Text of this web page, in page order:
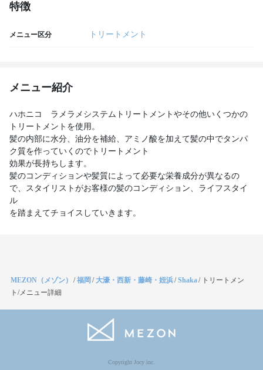
特徴
メニュー区分 トリートメント
メニュー紹介
ハホニコ ラメラメシステムトリートメントやその他いくつかの
トリートメントを使用。
髪の内部に水分、油分を補給、アミノ酸を加えて髪の中でタンパ
ク質を作っていくのでトリートメント
効果が長持ちします。
髪のコンディションや髪質によって必要な栄養成分が異なるの
で、スタイリストがお客様の髪のコンディション、ライフスタイ
ル
MEZON（メゾン） /福岡 /大濠・西新・藤崎・姪浜/Shaka/ トリートメン
ト/メニュー詳細
Copyright Jocy inc.